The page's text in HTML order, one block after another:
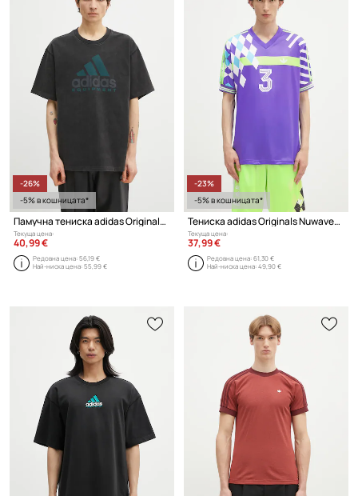
-26%
-5% в кошницата*
Памучна тениска adidas Originals EQT Tee
Текуща цена:
40,99 €
Редовна цена:56,19 €
Най-ниска цена:55,99 €
-23%
-5% в кошницата*
Тениска adidas Originals Nuwave90Sjersey
Текуща цена:
37,99 €
Редовна цена:61,30 €
Най-ниска цена:49,90 €